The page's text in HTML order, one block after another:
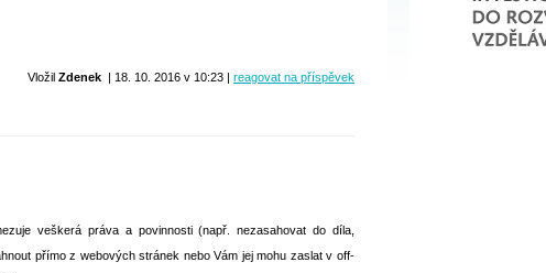
Vložil Zdenek | 18. 10. 2016 v 10:23 | reagovat na příspěvek
veškerá práva a povinnosti (např. nezasahovat do díla,
přímo z webových stránek nebo Vám jej mohu zaslat v off-